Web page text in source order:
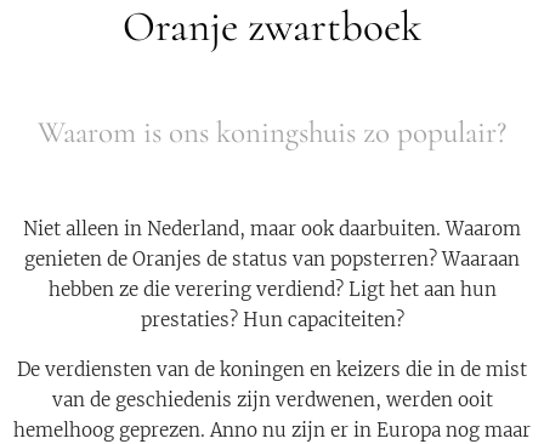
Oranje zwartboek
Waarom is ons koningshuis zo populair?
Niet alleen in Nederland, maar ook daarbuiten. Waarom
genieten de Oranjes de status van popsterren? Waaraan
hebben ze die verering verdiend? Ligt het aan hun
prestaties? Hun capaciteiten?
De verdiensten van de koningen en keizers die in de mist
van de geschiedenis zijn verdwenen, werden ooit
hemelhoog geprezen. Anno nu zijn er in Europa nog maar